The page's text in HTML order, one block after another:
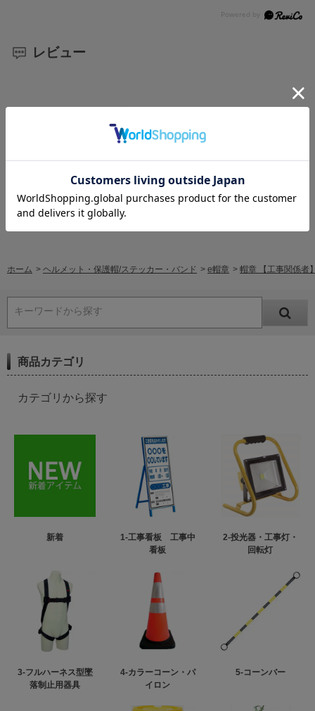
レビュー
レビューを書く
ホーム > ヘルメット・保護帽/ステッカー・バンド > e帽章 > 帽章 【工事関係者
キーワードから探す
商品カテゴリ
カテゴリから探す
新着
1-工事看板 工事中
看板
2-投光器・工事灯・
回転灯
3-フルハーネス型墜
落制止用器具
4-カラーコーン・パ
イロン
5-コーンバー